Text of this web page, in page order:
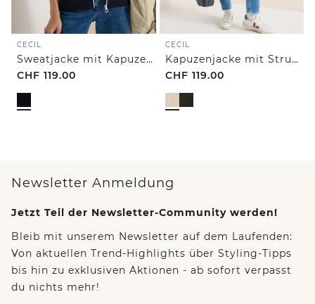
CECIL
Sweatjacke mit Kapuze und Struktur
CHF 119.00
CECIL
Kapuzenjacke mit Struktur
CHF 119.00
Newsletter Anmeldung
Jetzt Teil der Newsletter-Community werden!
Bleib mit unserem Newsletter auf dem Laufenden:
Von aktuellen Trend-Highlights über Styling-Tipps
bis hin zu exklusiven Aktionen - ab sofort verpasst
du nichts mehr!